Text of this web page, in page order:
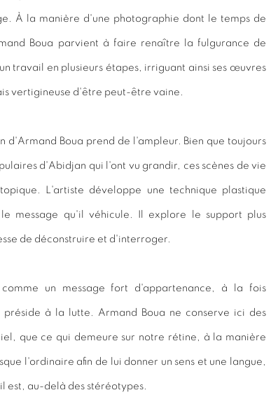
À la manière d'une photographie dont le temps de
Boua parvient à faire renaître la fulgurance de
travail en plusieurs étapes, irriguant ainsi ses œuvres
vertigineuse d'être peut-être vaine.
d'Armand Boua prend de l'ampleur. Bien que toujours
d'Abidjan qui l'ont vu grandir, ces scènes de vie
L'artiste développe une technique plastique
message qu'il véhicule. Il explore le support plus
de déconstruire et d'interroger.
un message fort d'appartenance, à la fois
à la lutte. Armand Boua ne conserve ici des
que ce qui demeure sur notre rétine, à la manière
l'ordinaire afin de lui donner un sens et une langue,
est, au-delà des stéréotypes.